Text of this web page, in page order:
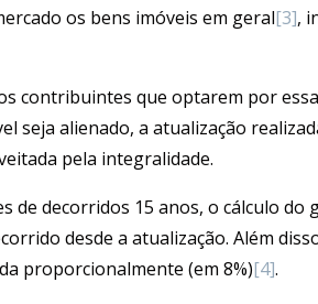
os bens imóveis em geral[3],
contribuintes que optarem por
seja alienado, a atualização
pela integralidade.
de decorridos 15 anos, o cálculo do
desde a atualização. Além
proporcionalmente (em 8%)[4].